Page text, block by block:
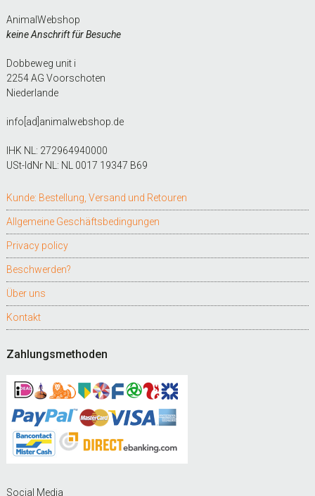
AnimalWebshop
keine Anschrift für Besuche
Dobbeweg unit i
2254 AG Voorschoten
Niederlande
info[ad]animalwebshop.de
IHK NL: 272964940000
USt-IdNr NL: NL 0017 19347 B69
Kunde: Bestellung, Versand und Retouren
Allgemeine Geschäftsbedingungen
Privacy policy
Beschwerden?
Über uns
Kontakt
Zahlungsmethoden
Social Media